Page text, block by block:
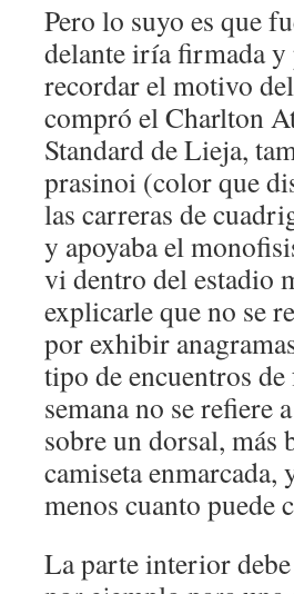
Pero lo suyo es que
delante iría firmada y
recordar el motivo
compró el Charlton
Standard de Lieja,
prasinoi (color que
las carreras de
y apoyaba el
vi dentro del estadio
explicarle que no se
por exhibir
tipo de encuentros
semana no se refiere
sobre un dorsal, más
camiseta enmarcada,
menos cuanto puede
La parte interior